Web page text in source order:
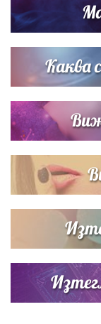
Дъщерята на
Братя Аргирови
Каква